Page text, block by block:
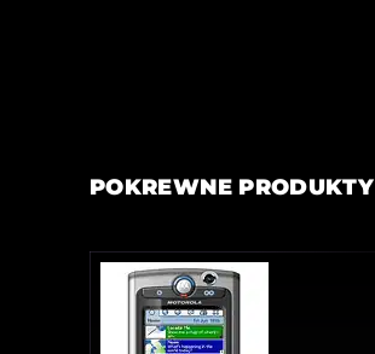
POKREWNE PRODUKTY